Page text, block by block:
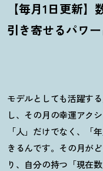
【毎月1日更新
引き寄せるパワー
モデルとしても活躍す
し、その月の幸運アク
「人」だけでなく、「
きるんです。その月が
り、自分の持つ「現在